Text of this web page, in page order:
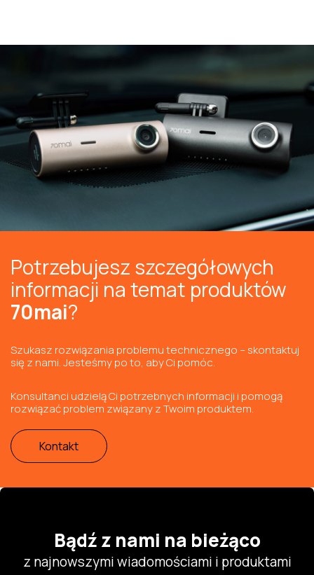
Potrzebujesz szczegółowych
informacji na temat produktów
70mai?
Szukasz rozwiązania problemu technicznego – skontaktuj
się z nami. Jesteśmy po to, aby Ci pomóc.
Konsultanci udzielą Ci potrzebnych informacji i pomogą
rozwiązać problem związany z Twoim produktem.
Kontakt
Bądź z nami na bieżąco
z najnowszymi wiadomościami i produktami